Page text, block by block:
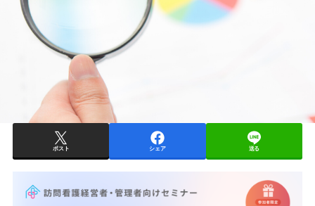
ポスト シェア 送る